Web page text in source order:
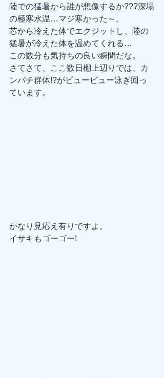
陸での猛暑から誰が想像するか???深場
の極寒水温…マジ寒かった～。
芯から冷えた体でエクジットし、陸の
猛暑が冷えた体を温めてくれる…
この数分も気持ちの良い瞬間だな。
さてさて、ここ数日棚上辺りでは、カ
ンパチ群体!?がビュービュー泳ぎ回っ
ています。
かなり見応え有りですよ。
イサキもゴーゴー!